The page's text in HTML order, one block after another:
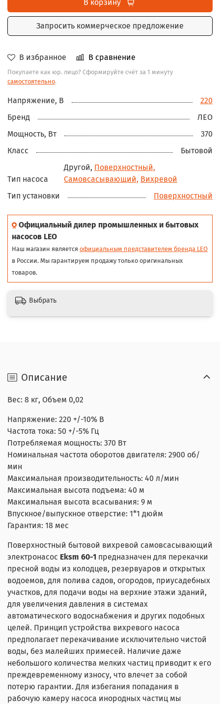
В избранное В сравнение
Покупаете как юр. лицо? Сформируйте счёт за 1 минуту
самостоятельно.
В корзину
Запросить коммерческое предложение
Напряжение, В
220
Бренд
ЛЕО
Мощность, Вт
370
Класс
Бытовой
Тип насоса
Другой, Поверхностный,
Самовсасывающий, Вихревой
Тип установки
Поверхностный
Официальный дилер промышленных и бытовых
насосов LEO
Наш магазин является официальным представителем бренда LEO
в России. Мы гарантируем продажу только оригинальных
товаров.
Выбрать
Описание
Вес: 8 кг, Объем 0,02
Напряжение: 220 +/-10% В
Частота тока: 50 +/-5% Гц
Потребляемая мощность: 370 Вт
Номинальная частота оборотов двигателя: 2900 об/
мин
Максимальная производительность: 40 л/мин
Максимальная высота подъема: 40 м
Максимальная высота всасывания: 9 м
Впускное/выпускное отверстие: 1*1 дюйм
Гарантия: 18 мес
Поверхностный бытовой вихревой самовсасывающий
электронасос Eksm 60-1 предназначен для перекачки
пресной воды из колодцев, резервуаров и открытых
водоемов, для полива садов, огородов, приусадебных
участков, для подачи воды на верхние этажи зданий,
для увеличения давления в системах
автоматического водоснабжения и других подобных
целей. Принцип устройства вихревого насоса
предполагает перекачивание исключительно чистой
воды, без малейших примесей. Наличие даже
небольшого количества мелких частиц приводит к его
преждевременному износу, что влечет за собой
потерю гарантии. Для избегания попадания в
рабочую камеру насоса инородных частиц мы